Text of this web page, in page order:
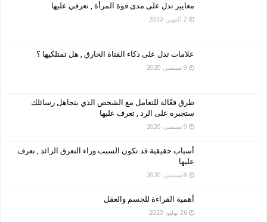
معايير تدل على مدى قوة المرأة , تعرفي عليها
2 أكتوبر، 2020
علامات تدل على ذكاء الفتاة الخارق , هل تمتلكيها ؟
9 سبتمبر، 2020
طرق فعّالة للتعامل مع الشخص الذي يتجاهل رسائلك
ستجبره على الرد , تعرف عليها
9 سبتمبر، 2020
أسباب حقيقية قد تكون السبب وراء التعرق الزائد , تعرف
عليها
8 سبتمبر، 2020
أهمية القراءة للجسم والعقل
26 يوليو، 2020